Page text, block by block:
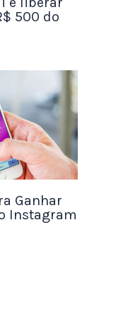
de
e
por
500 do
Ganhar
Instagram